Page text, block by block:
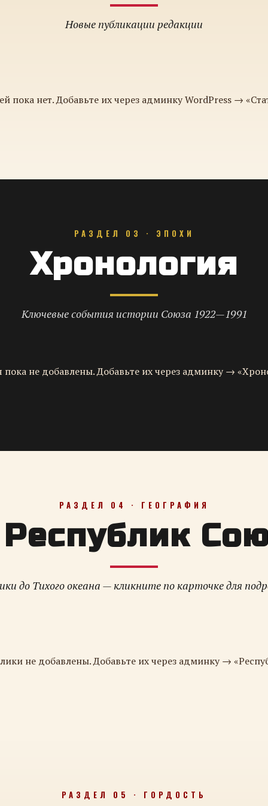
Новые публикации редакции
пока нет. Добавьте их через админку WordPress →
РАЗДЕЛ 03 · ЭПОХИ
Хронология
Ключевые события истории Союза 1922—1991
пока не добавлены. Добавьте их через админку →
РАЗДЕЛ 04 · ГЕОГРАФИЯ
Республик
до Тихого океана — кликните по карточке для
не добавлены. Добавьте их через админку →
РАЗДЕЛ 05 · ГОРДОСТЬ